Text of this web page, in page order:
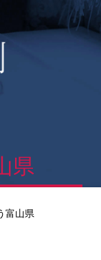
県
富山県